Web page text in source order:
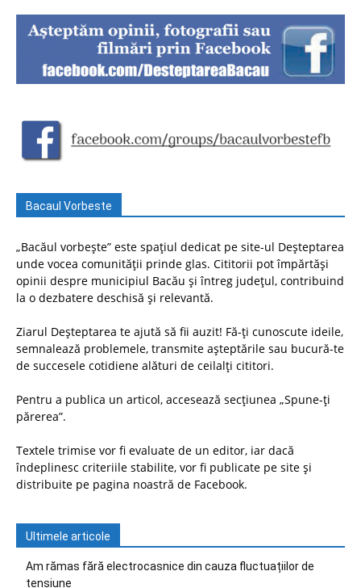
Bacaul Vorbeste
„Bacăul vorbește” este spațiul dedicat pe site-ul Deșteptarea
unde vocea comunității prinde glas. Cititorii pot împărtăși
opinii despre municipiul Bacău și întreg județul, contribuind
la o dezbatere deschisă și relevantă.
Ziarul Deșteptarea te ajută să fii auzit! Fă-ți cunoscute ideile,
semnalează problemele, transmite așteptările sau bucură-te
de succesele cotidiene alături de ceilalți cititori.
Pentru a publica un articol, accesează secțiunea „Spune-ți
părerea”.
Textele trimise vor fi evaluate de un editor, iar dacă
îndeplinesc criteriile stabilite, vor fi publicate pe site și
distribuite pe pagina noastră de Facebook.
Ultimele articole
Am rămas fără electrocasnice din cauza fluctuațiilor de
tensiune